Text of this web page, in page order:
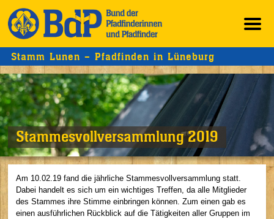
Stamm Lunen – Pfadfinden in Lüneburg
Stammesvollversammlung 2019
Am 10.02.19 fand die jährliche Stammesvollversammlung statt.
Dabei handelt es sich um ein wichtiges Treffen, da alle Mitglieder
des Stammes ihre Stimme einbringen können. Zum einen gab es
einen ausführlichen Rückblick auf die Tätigkeiten aller Gruppen im